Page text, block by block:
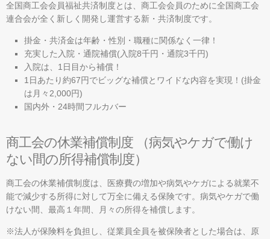
全国商工会会員福祉共済制度とは、商工会会員のために全国商工会
連合会が全く新しく開発し運営する新・共済制度です。
掛金・共済金は年齢・性別・職種に関係なく一律！
充実した入院・通院補償(入院8千円・通院3千円)
入院は、1日目から補償！
1日あたり約67円でビッグな補償とワイドな内容を実現！(掛金
は月々2,000円)
国内外・24時間フルカバー
商工会の休業補償制度 （病気やケガで働け
ない間の所得補償制度）
商工会の休業補償制度は、医療費の増加や病気やケガによる就業不
能で減少する所得に対して万全に備える保険です。病気やケガで働
けない間、最高１年間、月々の所得を補償します。
※法人が保険料を負担し、従業員全員を被保険者とした場合は、原